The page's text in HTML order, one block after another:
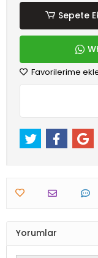
Sepete
Favorilerime
Yorumlar